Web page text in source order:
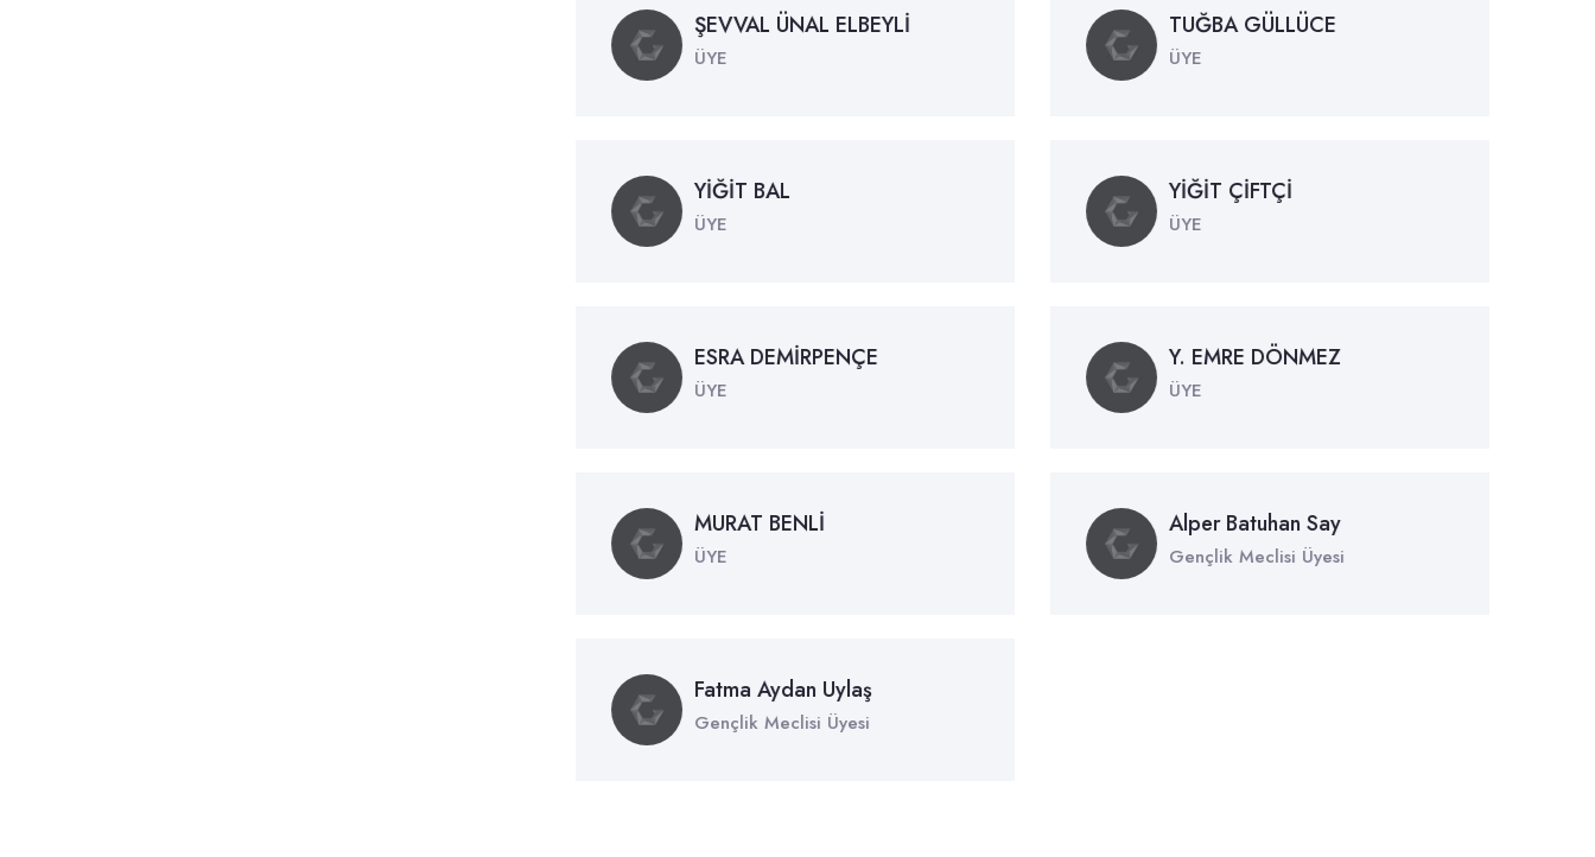
ŞEVVAL ÜNAL ELBEYLİ
ÜYE
TUĞBA GÜLLÜCE
ÜYE
YİĞİT BAL
ÜYE
YİĞİT ÇİFTÇİ
ÜYE
ESRA DEMİRPENÇE
ÜYE
Y. EMRE DÖNMEZ
ÜYE
MURAT BENLİ
ÜYE
Alper Batuhan Say
Gençlik Meclisi Üyesi
Fatma Aydan Uylaş
Gençlik Meclisi Üyesi